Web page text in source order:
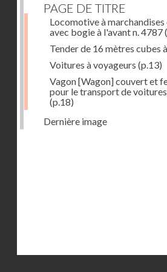
PAGE DE TITRE
Locomotive à
avec bogie à l'avant n. 4787
Tender de 16 mètres cubes
Voitures à voyageurs (p.13)
Vagon [Wagon] couvert et
pour le transport de
(p.18)
Dernière image